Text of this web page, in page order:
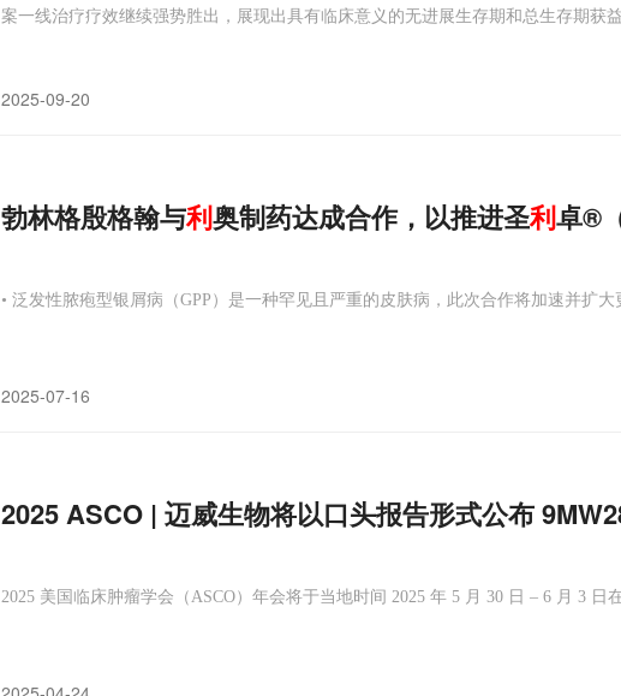
案一线治疗疗效继续强势胜出，展现出具有临床意义的无进展生存期和总生存期获益
2025-09-20
勃林格殷格翰与利奥制药达成合作，以推进圣利卓®
• 泛发性脓疱型银屑病（GPP）是一种罕见且严重的皮肤病，此次合作将加速并扩大
2025-07-16
2025 ASCO | 迈威生物将以口头报告形式公布
2025 美国临床肿瘤学会（ASCO）年会将于当地时间 2025 年 5 月 30 日 – 6 月 3 日